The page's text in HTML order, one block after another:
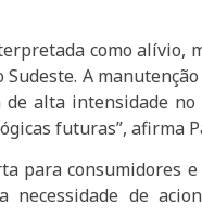
como alívio,
A
de alta intensidade
futuras”, afirma
para consumidores e
de